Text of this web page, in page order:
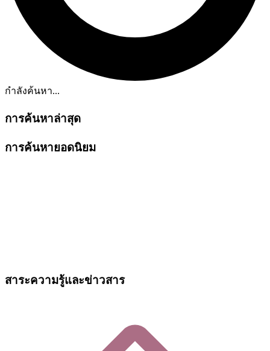
กำลังค้นหา...
การค้นหาล่าสุด
การค้นหายอดนิยม
สาระความรู้และข่าวสาร